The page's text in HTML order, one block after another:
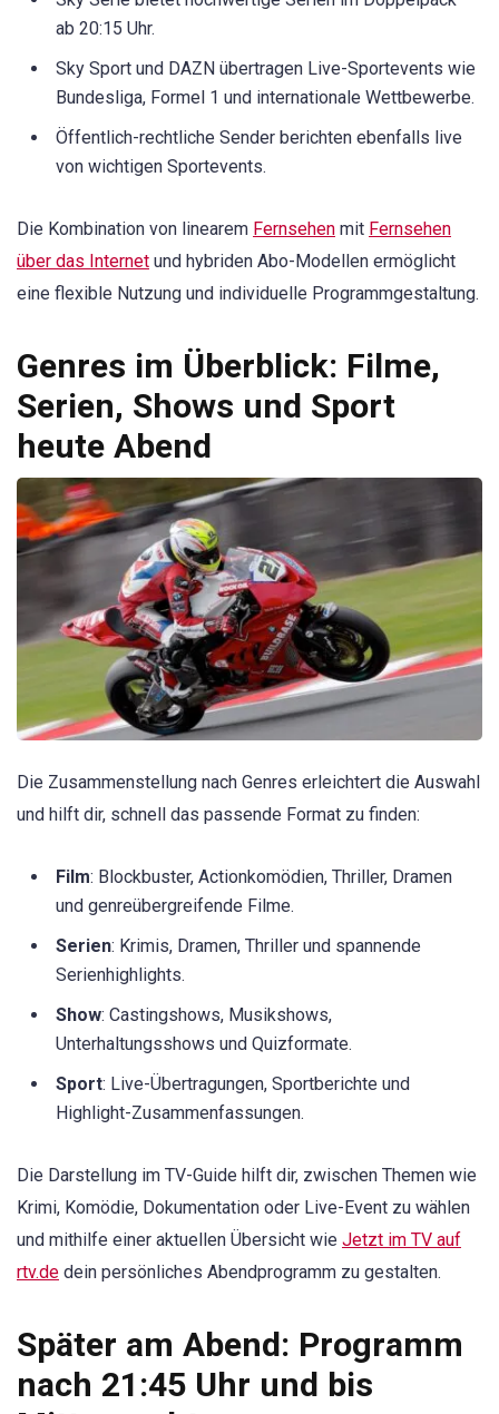
ab 20:15 Uhr.
Sky Sport und DAZN übertragen Live-Sportevents wie
Bundesliga, Formel 1 und internationale Wettbewerbe.
Öffentlich-rechtliche Sender berichten ebenfalls live
von wichtigen Sportevents.
Die Kombination von linearem Fernsehen mit Fernsehen
über das Internet und hybriden Abo-Modellen ermöglicht
eine flexible Nutzung und individuelle Programmgestaltung.
Genres im Überblick: Filme,
Serien, Shows und Sport
heute Abend
Die Zusammenstellung nach Genres erleichtert die Auswahl
und hilft dir, schnell das passende Format zu finden:
Film: Blockbuster, Actionkomödien, Thriller, Dramen
und genreübergreifende Filme.
Serien: Krimis, Dramen, Thriller und spannende
Serienhighlights.
Show: Castingshows, Musikshows,
Unterhaltungsshows und Quizformate.
Sport: Live-Übertragungen, Sportberichte und
Highlight-Zusammenfassungen.
Die Darstellung im TV-Guide hilft dir, zwischen Themen wie
Krimi, Komödie, Dokumentation oder Live-Event zu wählen
und mithilfe einer aktuellen Übersicht wie Jetzt im TV auf
rtv.de dein persönliches Abendprogramm zu gestalten.
Später am Abend: Programm
nach 21:45 Uhr und bis